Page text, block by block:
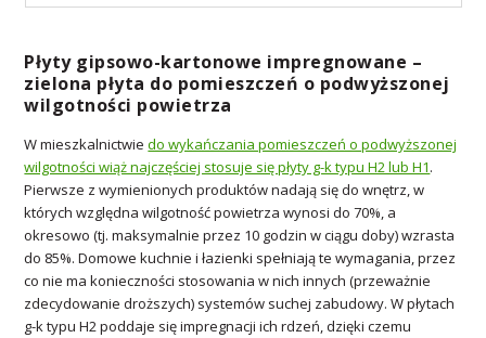
Płyty gipsowo-kartonowe impregnowane –
zielona płyta do pomieszczeń o podwyższonej
wilgotności powietrza
W mieszkalnictwiedo wykańczania pomieszczeń o podwyższonej
wilgotności wiąż najczęściej stosuje się płyty g-k typu H2 lub H1.
Pierwsze z wymienionych produktów nadają się do wnętrz, w
których względna wilgotność powietrza wynosi do 70%, a
okresowo (tj. maksymalnie przez 10 godzin w ciągu doby) wzrasta
do 85%. Domowe kuchnie i łazienki spełniają te wymagania, przez
co nie ma konieczności stosowania w nich innych (przeważnie
zdecydowanie droższych) systemów suchej zabudowy. W płytach
g-k typu H2 poddaje się impregnacji ich rdzeń, dzięki czemu